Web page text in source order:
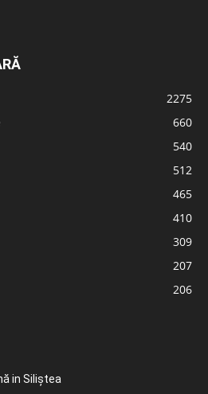
2275
660
540
512
465
410
309
207
206
in Siliștea